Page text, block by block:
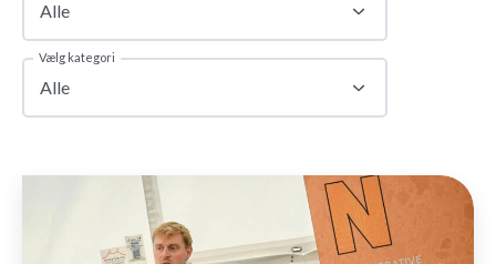
Alle
Vælg kategori
Alle